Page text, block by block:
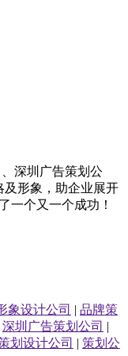
深圳 广告策划 公
及形象，助企业展开
一个又一个成功！
象设计公司 | 品牌策
深圳广告策划公司 |
划设计公司 | 策划公